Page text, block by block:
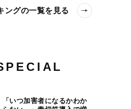
ングの一覧を見る
「いつ加害者になるかわか